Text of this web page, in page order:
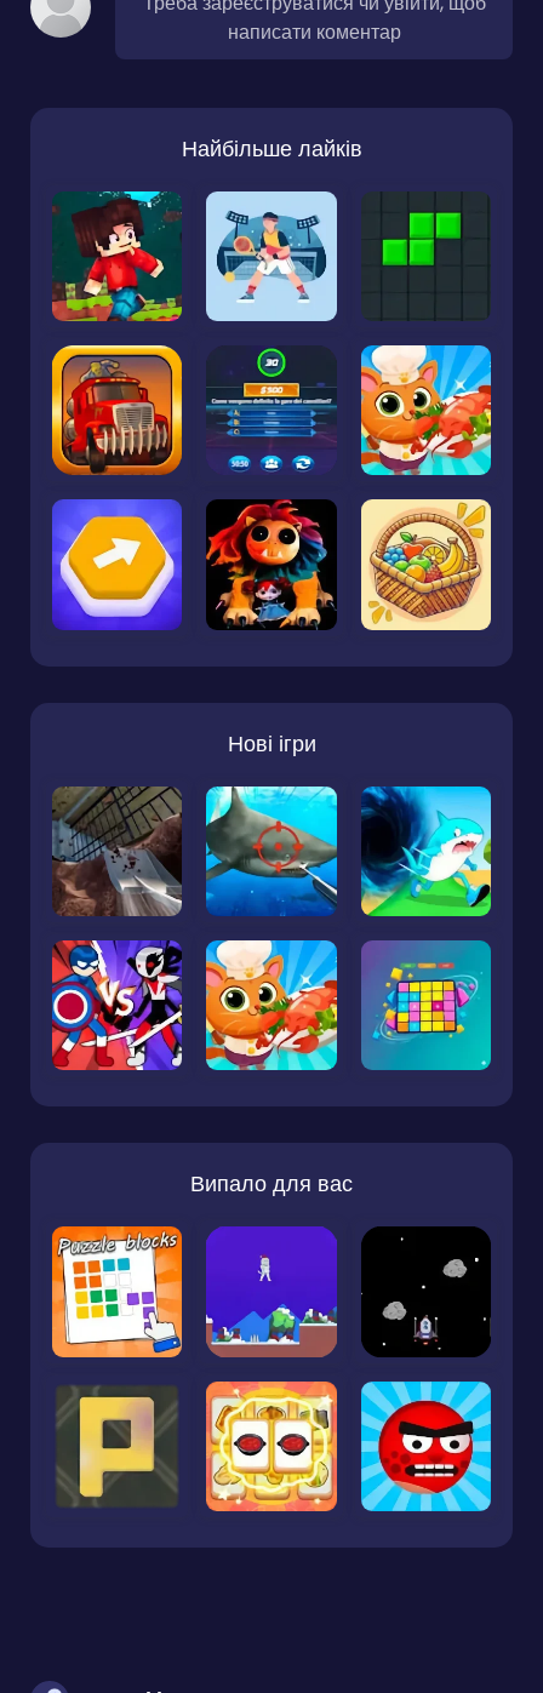
написати коментар
Найбільше лайків
Нові ігри
Випало для вас